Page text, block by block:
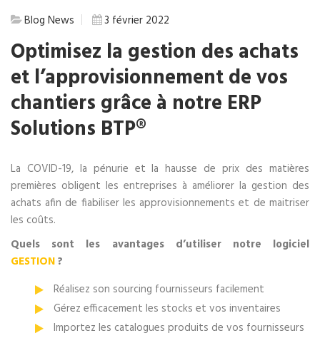
Blog News 3 février 2022
Optimisez la gestion des achats
et l’approvisionnement de vos
chantiers grâce à notre ERP
Solutions BTP®
La COVID-19, la pénurie et la hausse de prix des matières
premières obligent les entreprises à améliorer la gestion des
achats afin de fiabiliser les approvisionnements et de maitriser
les coûts.
Quels sont les avantages d’utiliser notre logiciel
GESTION?
Réalisez son sourcing fournisseurs facilement
Gérez efficacement les stocks et vos inventaires
Importez les catalogues produits de vos fournisseurs